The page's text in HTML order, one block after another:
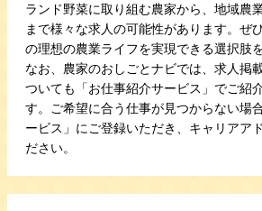
ランド野菜に取り組む農家から、地域農
まで様々な求人の可能性があります。ぜ
の理想の農業ライフを実現できる選択肢
なお、農家のおしごとナビでは、求人掲
ついても「お仕事紹介サービス」でご紹
す。ご希望に合う仕事が見つからない場
ービス」にご登録いただき、キャリアア
ださい。